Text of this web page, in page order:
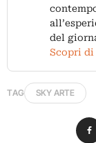
del
Scopri di
TAG SKY ARTE